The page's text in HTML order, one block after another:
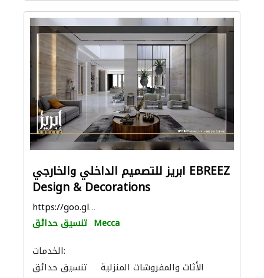
ابريز للتصميم الداخلي والخارجي EBREEZ
Design & Decorations
https://goo.gl/maps/vro1S2VJDFhLYyKJ9
تنسيق حدائق Mecca
الخدمات:
تنسيق حدائق
الأثاث والمفروشات المنزلية